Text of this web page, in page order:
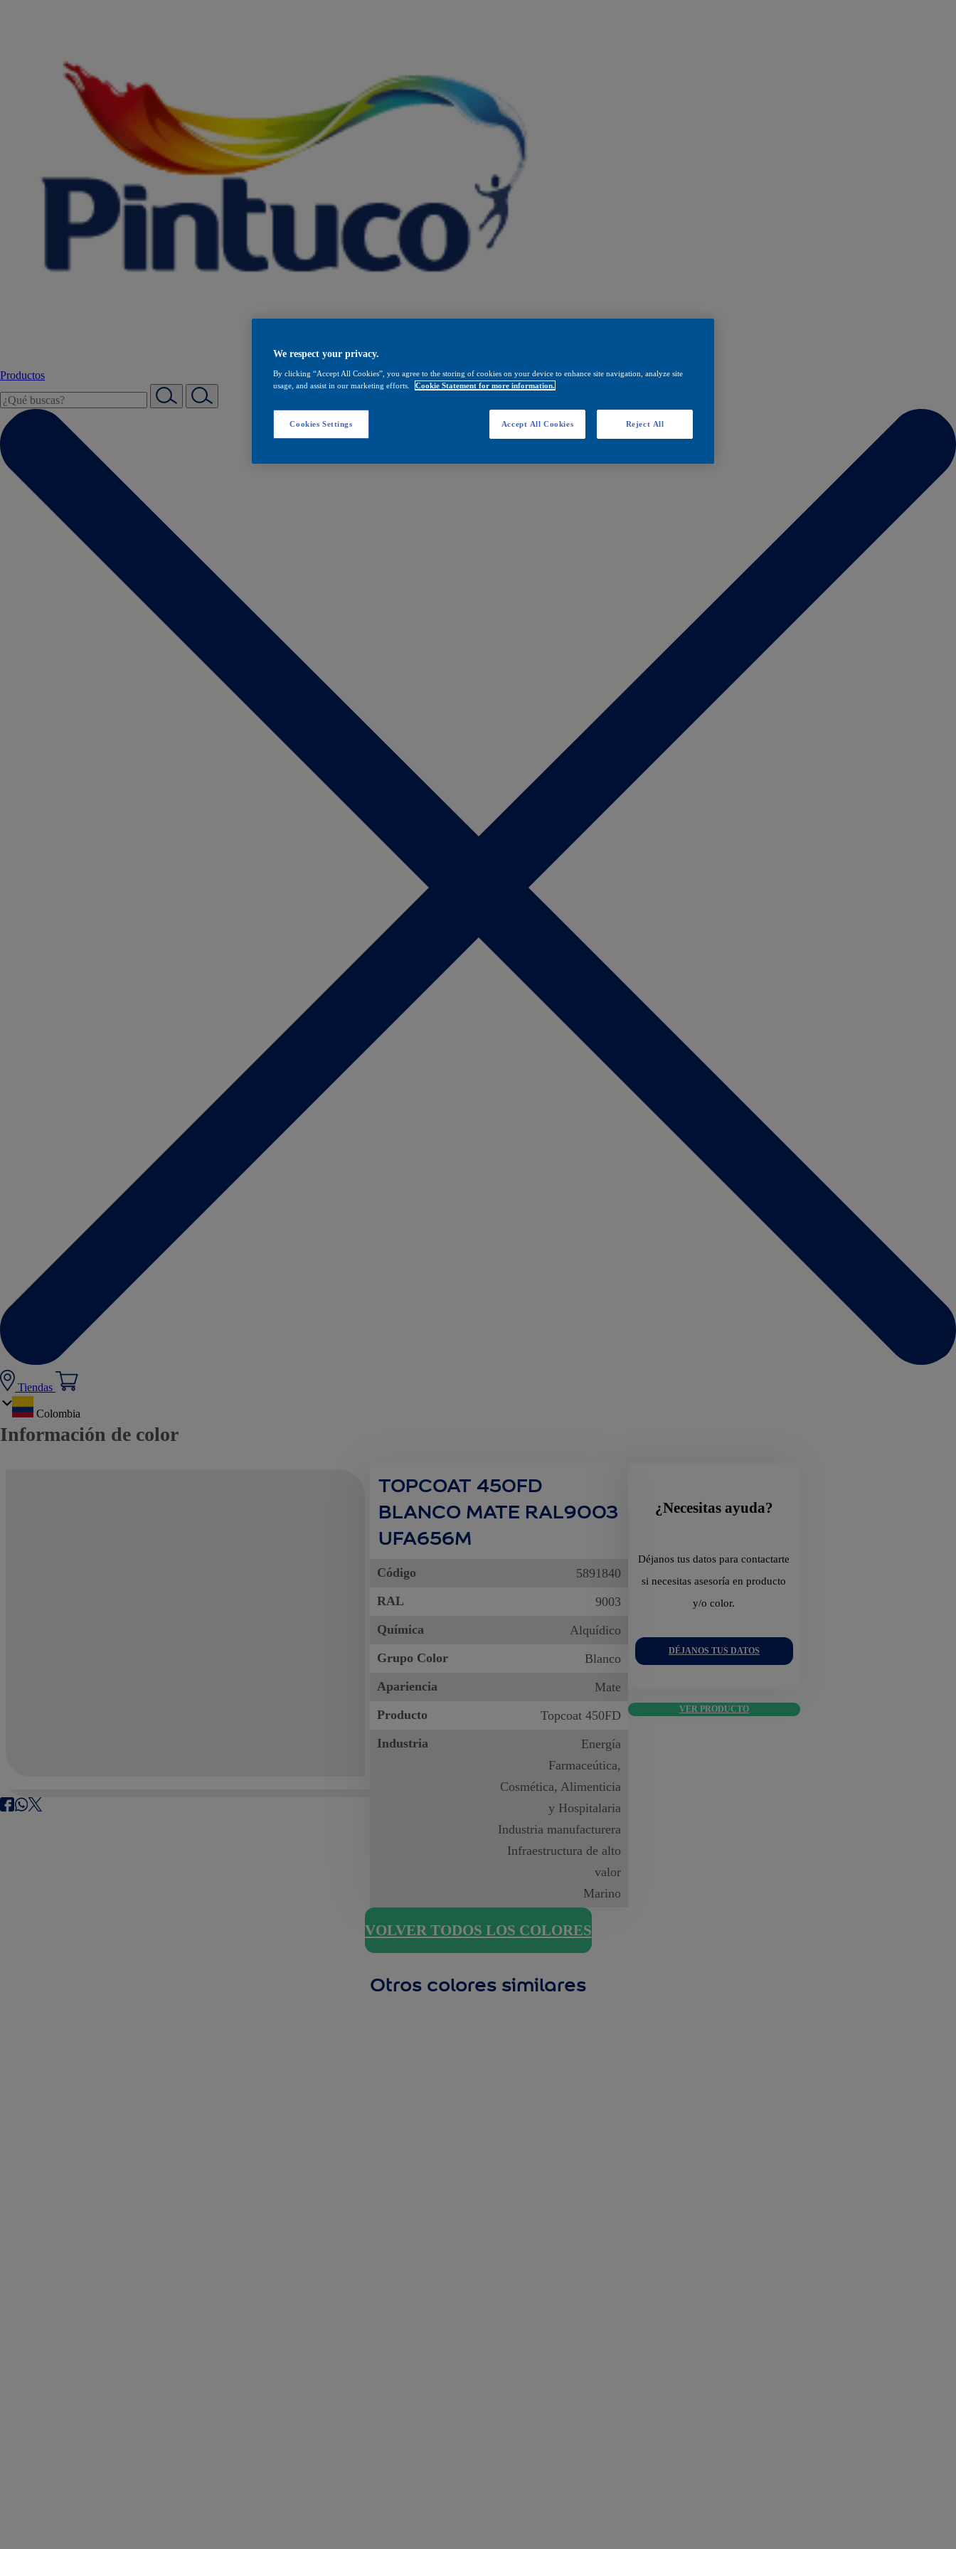
Productos
Tiendas
Colombia
Información de color
TOPCOAT 450FD
BLANCO MATE RAL9003
UFA656M
Código
5891840
RAL
9003
Química
Alquídico
Grupo Color
Blanco
Apariencia
Mate
Producto
Topcoat 450FD
Industria
Energía
Farmaceútica,
Cosmética, Alimenticia
y Hospitalaria
Industria manufacturera
Infraestructura de alto
valor
Marino
¿Necesitas ayuda?
Déjanos tus datos para contactarte
si necesitas asesoría en producto
y/o color.
DÉJANOS TUS DATOS
VER PRODUCTO
VOLVER TODOS LOS COLORES
Otros colores similares
We respect your privacy.
By clicking “Accept All Cookies”, you agree to the storing of cookies on your device to enhance site navigation, analyze site
usage, and assist in our marketing efforts.
Cookie Statement for more information.
Cookies Settings Reject All
Accept All Cookies